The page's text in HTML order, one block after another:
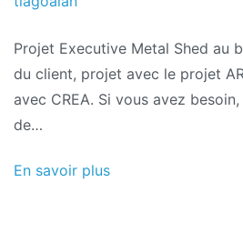
Projet Executive Metal Shed au
du client, projet avec le projet
avec CREA. Si vous avez
de…
En savoir plus